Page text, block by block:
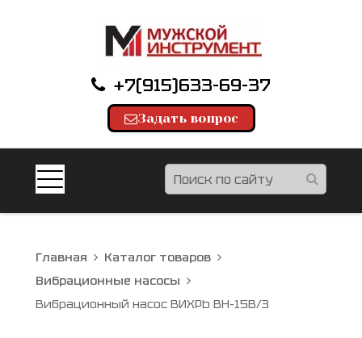
+7(915)633-69-37
Задать вопрос
Главная
Каталог товаров
Вибрационные насосы
Вибрационный насос ВИХРЬ ВН-15В/3